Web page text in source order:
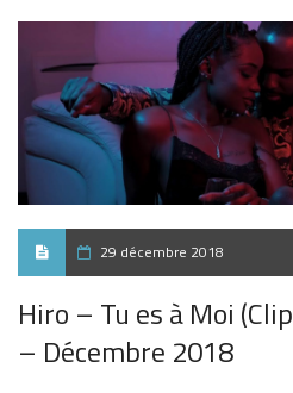
29 décembre 2018
Hiro – Tu es à Moi
– Décembre 2018